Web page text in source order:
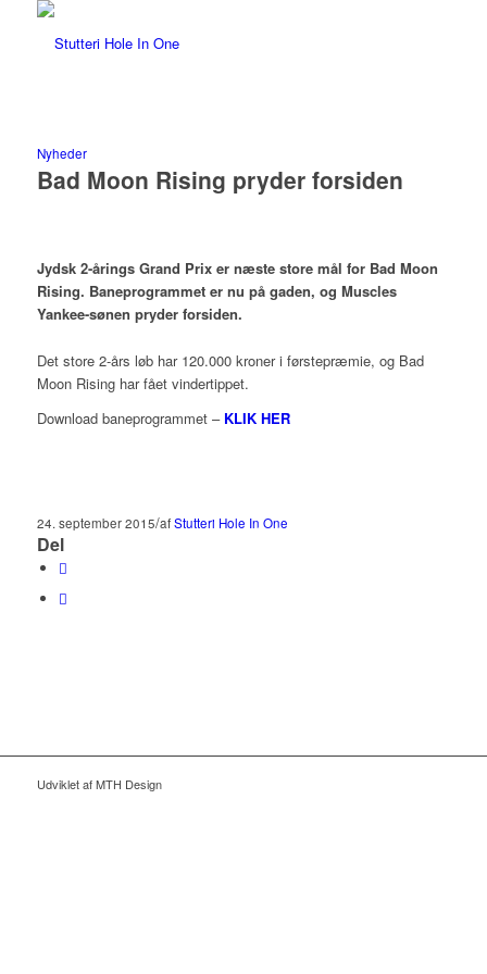
Nyheder
Bad Moon Rising pryder forsiden
Jydsk 2-årings Grand Prix er næste store mål for Bad Moon
Rising. Baneprogrammet er nu på gaden, og Muscles
Yankee-sønen pryder forsiden.
Det store 2-års løb har 120.000 kroner i førstepræmie, og Bad
Moon Rising har fået vindertippet.
Download baneprogrammet – KLIK HER
24. september 2015/afStutteri Hole In One
Del
Udviklet af MTH Design